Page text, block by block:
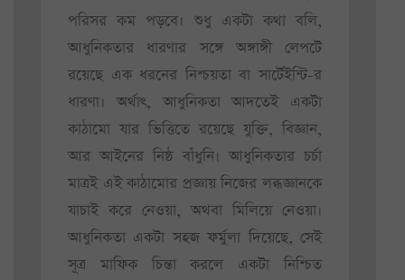
পরিসর কম পড়বে। শুধু একটা কথা বলি,
আধুনিকতার ধারণার সঙ্গে অঙ্গাঙ্গী লেপটে
রয়েছে এক ধরনের নিশ্চয়তা বা সার্টেইন্টি-র
ধারণা। অর্থাৎ, আধুনিকতা আদতেই একটা
কাঠামো যার ভিত্তিতে রয়েছে যুক্তি, বিজ্ঞান,
আর আইনের নিষ্ঠ বাঁধুনি। আধুনিকতার চর্চা
মাত্রই এই কাঠামোর প্রজ্ঞায় নিজের লব্ধজ্ঞানকে
যাচাই করে নেওয়া, অথবা মিলিয়ে নেওয়া।
আধুনিকতা একটা সহজ ফর্মুলা দিয়েছে, সেই
সূত্র মাফিক চিন্তা করলে একটা নিশ্চিত